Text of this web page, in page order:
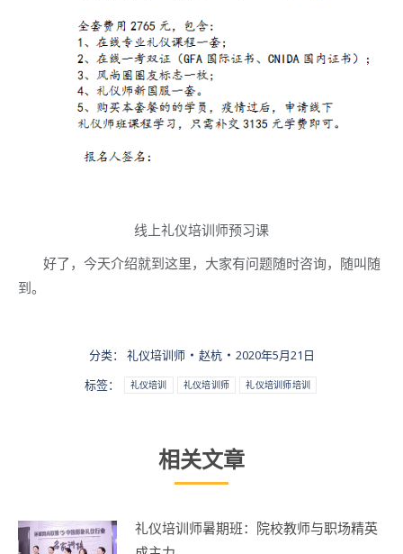
线上礼仪培训师预习课
好了，今天介绍就到这里，大家有问题随时咨询，随叫随
到。
分类： 礼仪培训师 赵杭
2020年5月21日
标签：
礼仪培训 礼仪培训师 礼仪培训师培训
相关文章
礼仪培训师暑期班：院校教师与职场精英